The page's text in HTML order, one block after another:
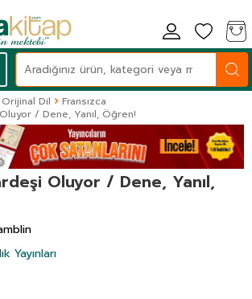
Orijinal Dil
Fransızca
/ Dene, Yanıl, Öğren!
Oluyor / Dene, Yanıl,
Yayınları